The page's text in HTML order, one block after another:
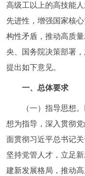
便民服务
中介服务
走进北京
高级工以上的高技能
先进性，增强国家核
构性矛盾，推动高质
央、国务院决策部署
提出如下意见。
一、总体要求
（一）指导思想。
想为指导，深入贯彻
面贯彻习近平总书记
坚持党管人才，立足
建新发展格局，推动